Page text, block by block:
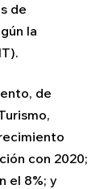
de
la
de
con 2020;
el 8%; y